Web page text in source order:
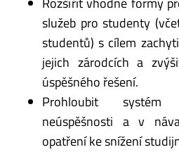
služeb pro studenty
studentů) s cílem
jejich zárodcích a
úspěšného řešení.
Prohloubit systém
neúspěšnosti a v
opatření ke snížení